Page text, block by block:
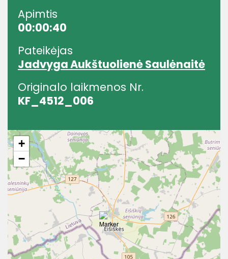
Apimtis
00:00:40
Pateikėjas
Jadvyga Aukštuolienė Saulėnaitė
Originalo laikmenos Nr.
KF_4512_006
+
−